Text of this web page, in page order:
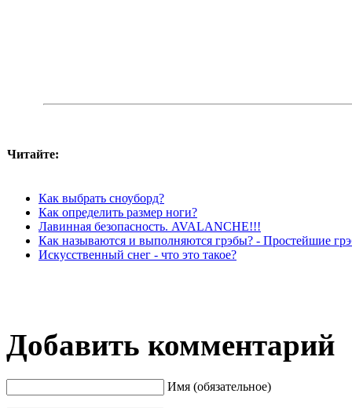
Читайте:
Как выбрать сноуборд?
Как определить размер ноги?
Лавинная безопасность. AVALANCHE!!!
Как называются и выполняются грэбы? - Простейшие
Искусственный снег - что это такое?
Добавить комментарий
Имя (обязательное)